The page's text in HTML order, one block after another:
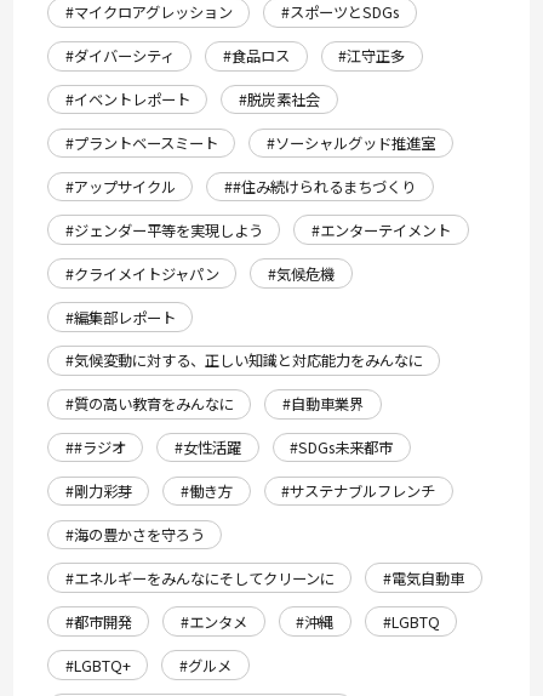
#マイクロアグレッション
#スポーツとSDGs
#ダイバーシティ
#食品ロス
#江守正多
#イベントレポート
#脱炭素社会
#プラントベースミート
#ソーシャルグッド推進室
#アップサイクル
##住み続けられるまちづくり
#ジェンダー平等を実現しよう
#エンターテイメント
#クライメイトジャパン
#気候危機
#編集部レポート
#気候変動に対する、正しい知識と対応能力をみんなに
#質の高い教育をみんなに
#自動車業界
##ラジオ
#女性活躍
#SDGs未来都市
#剛力彩芽
#働き方
#サステナブルフレンチ
#海の豊かさを守ろう
#エネルギーをみんなにそしてクリーンに
#電気自動車
#都市開発
#エンタメ #沖縄
#LGBTQ
#LGBTQ+
#グルメ